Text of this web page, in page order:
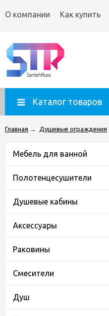
О компании Как купить
Каталог товаров
Главная → Душевые ограждения
Мебель для ванной
Полотенцесушители
Душевые кабины
Аксессуары
Раковины
Смесители
Душ